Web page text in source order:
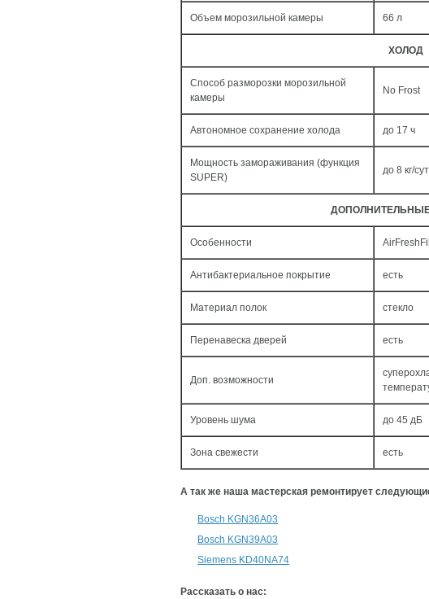
Объем морозильной камеры 66 л
ХОЛОД
Способ разморозки морозильной
камеры
No Frost
Автономное сохранение холода до 17 ч
Мощность замораживания (функция
SUPER)
до 8 кг/
Особенности
Антибактериальное покрытие есть
Материал полок стекло
Перенавеска дверей есть
Доп. возможности
Уровень шума до 45 дБ
Зона свежести есть
А так же наша мастерская ремонтирует
Bosch KGN36A03
Bosch KGN39A03
Siemens KD40NA74
Рассказать о нас: